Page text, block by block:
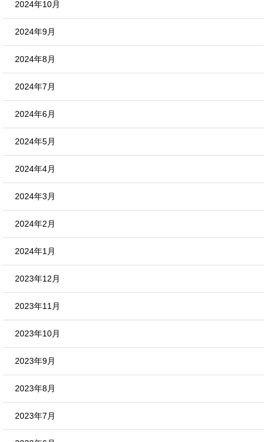
2024年10月
2024年9月
2024年8月
2024年7月
2024年6月
2024年5月
2024年4月
2024年3月
2024年2月
2024年1月
2023年12月
2023年11月
2023年10月
2023年9月
2023年8月
2023年7月